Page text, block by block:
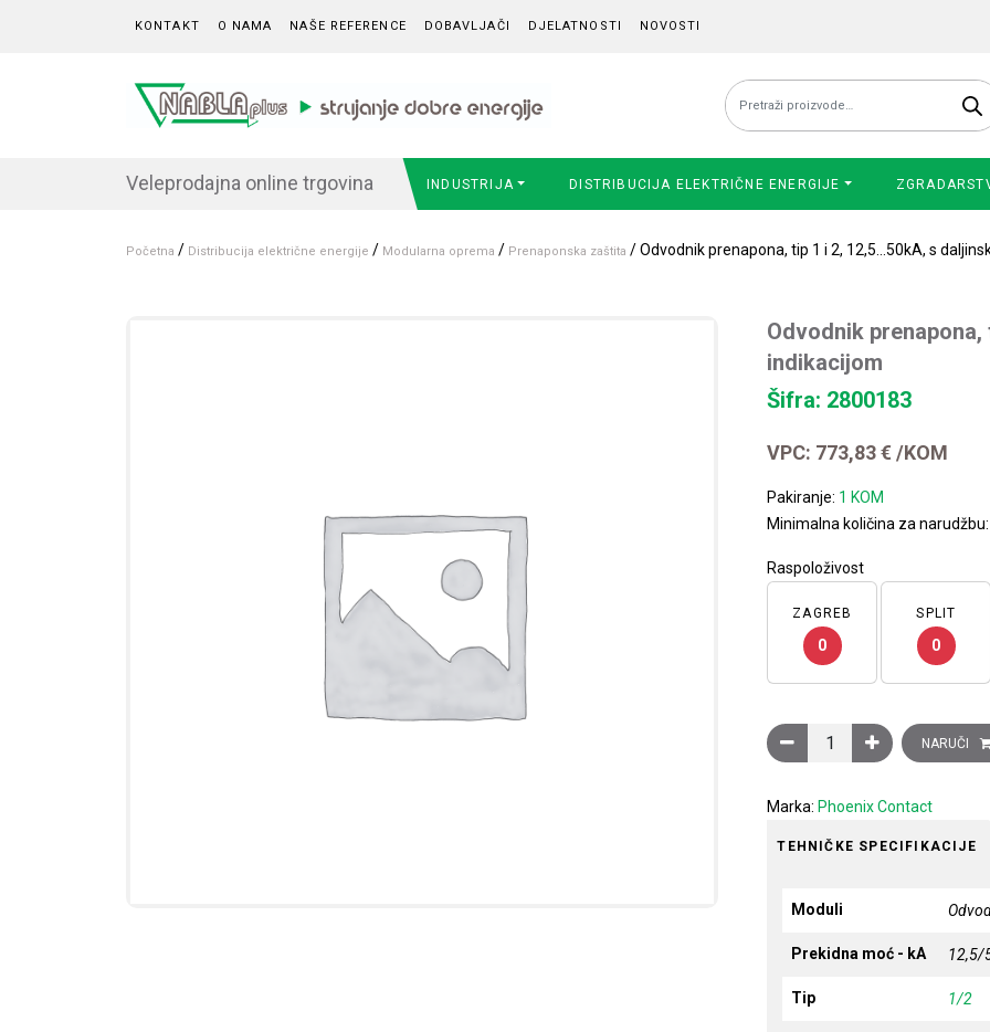
KONTAKT O NAMA NAŠE REFERENCE DOBAVLJAČI DJELATNOSTI NOVOSTI
Pretraži:
Veleprodajna online trgovina INDUSTRIJA DISTRIBUCIJA ELEKTRIČNE ENERGIJE
Početna / Distribucija električne energije / Modularna oprema / Prenaponska zaštita / Odvodnik prenapona, tip 1 i 2, 12,5…50kA, s
Odvodnik
indikacijom
Šifra: 2800183
VPC: 773,83€ /KOM
Pakiranje: 1 KOM
Minimalna količina za narudžbu:
Raspoloživost
ZAGREB
0
SPLIT
0
Odvodnik prenapona, tip
NARUČI
Marka: Phoenix Contact
TEHNIČKE SPECIFIKACIJE
Moduli
Prekidna moć - kA 12,5/
Tip 1/2